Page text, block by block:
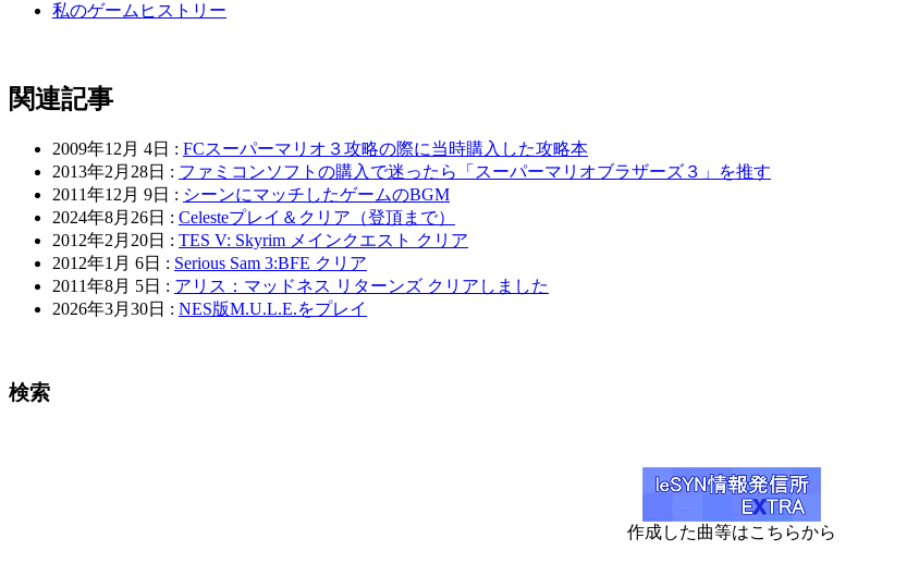
私のゲームヒストリー
関連記事
2009年12月 4日 : FCスーパーマリオ３攻略の際に当時購入した攻略本
2013年2月28日 : ファミコンソフトの購入で迷ったら「スーパーマリオブラザーズ３」を推す
2011年12月 9日 : シーンにマッチしたゲームのBGM
2024年8月26日 : Celesteプレイ＆クリア（登頂まで）
2012年2月20日 : TES V: Skyrim メインクエスト クリア
2012年1月 6日 : Serious Sam 3:BFE クリア
2011年8月 5日 : アリス：マッドネス リターンズ クリアしました
2026年3月30日 : NES版M.U.L.E.をプレイ
検索
作成した曲等はこちらから